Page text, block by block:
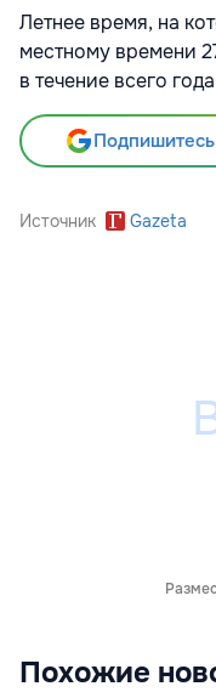
Летнее время, на
местному времени
в течение всего
Источник Gazeta
Похожие